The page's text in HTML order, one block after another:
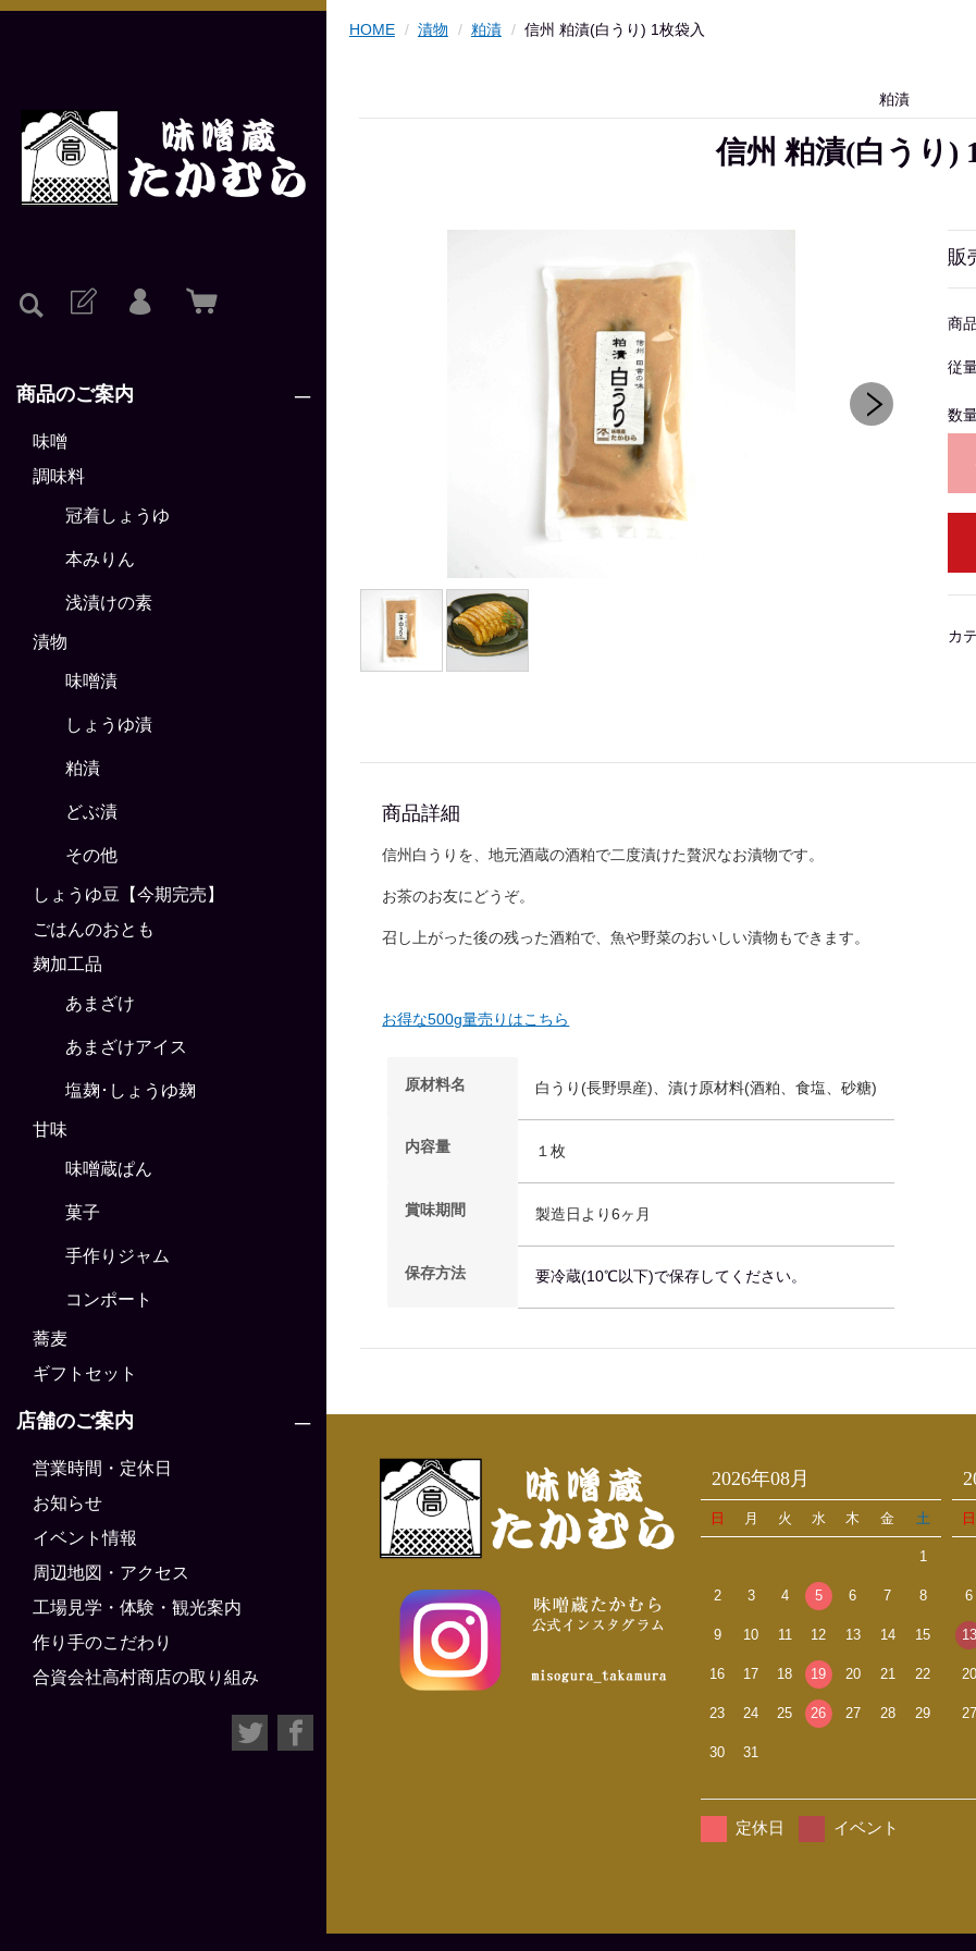
商品のご案内
味噌
調味料
冠着しょうゆ
本みりん
浅漬けの素
漬物
味噌漬
しょうゆ漬
粕漬
どぶ漬
その他
しょうゆ豆【今期完売】
ごはんのおとも
麹加工品
あまざけ
あまざけアイス
塩麹･しょうゆ麹
甘味
味噌蔵ぱん
菓子
手作りジャム
コンポート
蕎麦
ギフトセット
店舗のご案内
営業時間・定休日
お知らせ
イベント情報
周辺地図・アクセス
工場見学・体験・観光案内
作り手のこだわり
合資会社高村商店の取り組み
HOME 漬物 粕漬 信州 粕漬(白うり) 1枚袋入
粕漬
信州 粕漬(白うり)
販
商
従
数
カ
商品詳細
信州白うりを、地元酒蔵の酒粕で二度漬けた贅沢なお漬物です。
お茶のお友にどうぞ。
召し上がった後の残った酒粕で、魚や野菜のおいしい漬物もできます。
お得な500g量売りはこちら
原材料名 白うり(長野県産)、漬け原材料(酒粕、食塩、砂糖)
内容量 １枚
賞味期間 製造日より6ヶ月
保存方法 要冷蔵(10℃以下)で保存してください。
2026年08月
日 月 火 水 木 金 土
1
2 3 4 5 6 7 8
9 10 11 12 13 14 15
16 17 18 19 20 21 22
23 24 25 26 27 28 29
30 31
日
6
13
20
27
定休日 イベント